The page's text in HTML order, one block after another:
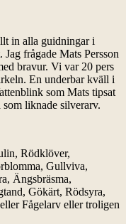
in alla guidningar i
frågade Mats Persson
bravur. Vi var 20 pers
En underbar kväll i
som Mats tipsat
liknade silverarv.
Rödklöver,
Gullviva,
Ängsbräsma,
Gökärt, Rödsyra,
Fågelarv eller troligen